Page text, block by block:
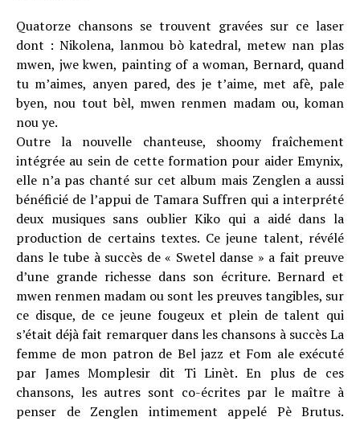
Quatorze chansons se trouvent gravées sur ce laser
dont : Nikolena, lanmou bò katedral, metew nan plas
mwen, jwe kwen, painting of a woman, Bernard, quand
tu m’aimes, anyen pared, des je t’aime, met afè, pale
byen, nou tout bèl, mwen renmen madam ou, koman
nou ye.
Outre la nouvelle chanteuse, shoomy fraîchement
intégrée au sein de cette formation pour aider Emynix,
elle n’a pas chanté sur cet album mais Zenglen a aussi
bénéficié de l’appui de Tamara Suffren qui a interprété
deux musiques sans oublier Kiko qui a aidé dans la
production de certains textes. Ce jeune talent, révélé
dans le tube à succès de « Swetel danse » a fait preuve
d’une grande richesse dans son écriture. Bernard et
mwen renmen madam ou sont les preuves tangibles, sur
ce disque, de ce jeune fougeux et plein de talent qui
s’était déjà fait remarquer dans les chansons à succès La
femme de mon patron de Bel jazz et Fom ale exécuté
par James Momplesir dit Ti Linèt. En plus de ces
chansons, les autres sont co-écrites par le maître à
penser de Zenglen intimement appelé Pè Brutus.